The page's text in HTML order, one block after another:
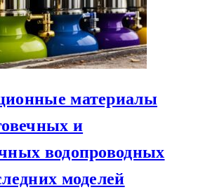
материалы
и
водопроводных
моделей